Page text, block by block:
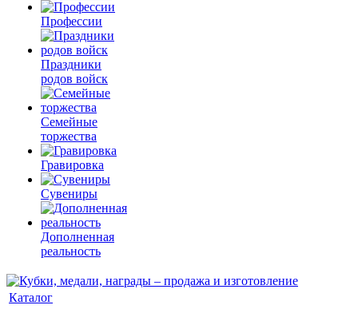
Профессии
Праздники
родов войск
Семейные
торжества
Гравировка
Сувениры
Дополненная
реальность
Каталог